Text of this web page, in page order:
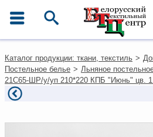
Каталог
Ткани
Домашний текстиль
Одежда
Текстиль для ресторанов и
Каталог продукции: ткани, текстиль >
Постельное белье > Льняное
21С65-ШР/у/уп 210*220 КПБ "Июнь" цв.